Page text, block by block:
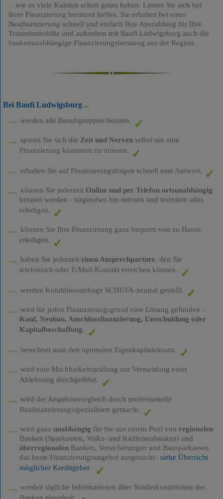
wie es viele Kunden schon getan haben. Lassen Sie sich bei
Ihrer Finanzierung beratend helfen. Sie erhalten bei einer
Baufinanzierung schnell und einfach Ihre Auszahlung für Ihre
Traumimmobilie und außerdem mit Baufi Ludwigsburg auch die
bankenunabhängige Finanzierungsberatung aus der Region.
Bei Baufi Ludwigsburg
werden alle Berufsgruppen beraten.
sparen Sie sich die Zeit und Nervenselbst um eine
Finanzierung kümmern zu müssen.
erhalten Sie auf Finanzierungsfragen schnell eine Antwort.
können Sie jederzeit Online und per Telefon ortsunabhängig
beraten werden - nirgendwo hin müssen und trotzdem alles
erledigen.
können Sie Ihre Finanzierung ganz bequem von zu Hause
erledigen.
haben Sie jederzeit einen Ansprechpartner, den Sie
telefonisch oder E-Mail-Kontakt erreichen können.
werden Konditionsanfrage SCHUFA-neutral gestellt.
wird für jeden Finanzierungsgrund eine Lösung gefunden -
Kauf, Neubau, Anschlussfinanzierung, Umschuldung oder
Kapitalbeschaffung.
berechnet man den optimalen Eigenkapitaleinsatz.
wird eine Machbarkeitsprüfung zur Vermeidung einer
Ablehnung durchgeführt.
wird der Angebotsvergleich durch professionelle
Baufinanzierungsspezialisten gemacht.
wird ganz unabhängig für Sie aus einem Pool von regionalen
Banken (Sparkassen, Volks- und Raiffeisenbanken) und
überregionalenBanken, Versicherungen und Bausparkassen
das beste Finanzierungsangebot ausgesucht- siehe Übersicht
möglicher Kreditgeber
werden tägliche Informationen über Sonderkonditionen der